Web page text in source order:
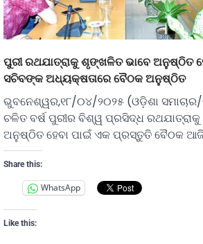
ପୁରୀ ରଥଯାତ୍ରାକୁ ଶୃଙ୍ଖଳିତ ଭାବେ ଅନୁଷ୍ଠିତ
ସଚିବଙ୍କ ଅଧ୍ୟକ୍ଷତାରେ ବୈଠକ ଅନୁଷ୍ଠିତ
ଭୁବନେଶ୍ୱର,୧୮/୦୪/୨୦୨୫ (ଓଡ଼ିଶା
ଚଳିତ ବର୍ଷ ପୁରୀର ବିଶ୍ୱ ପ୍ରସିଦ୍ଧ
ଅନୁଷ୍ଠିତ ହେବା ପାଇଁ ଏକ ପ୍ରସ୍ତୁତି ବୈଠକ
Share this:
WhatsApp
Like this: